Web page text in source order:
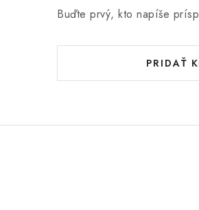
Buďte prvý, kto napíše
PRIDAŤ